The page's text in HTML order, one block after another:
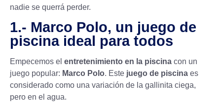
nadie se querrá perder.
1.- Marco Polo, un juego de
piscina ideal para todos
Empecemos el entretenimiento en la piscina con un
juego popular: Marco Polo. Este juego de piscina es
considerado como una variación de la gallinita ciega,
pero en el agua.